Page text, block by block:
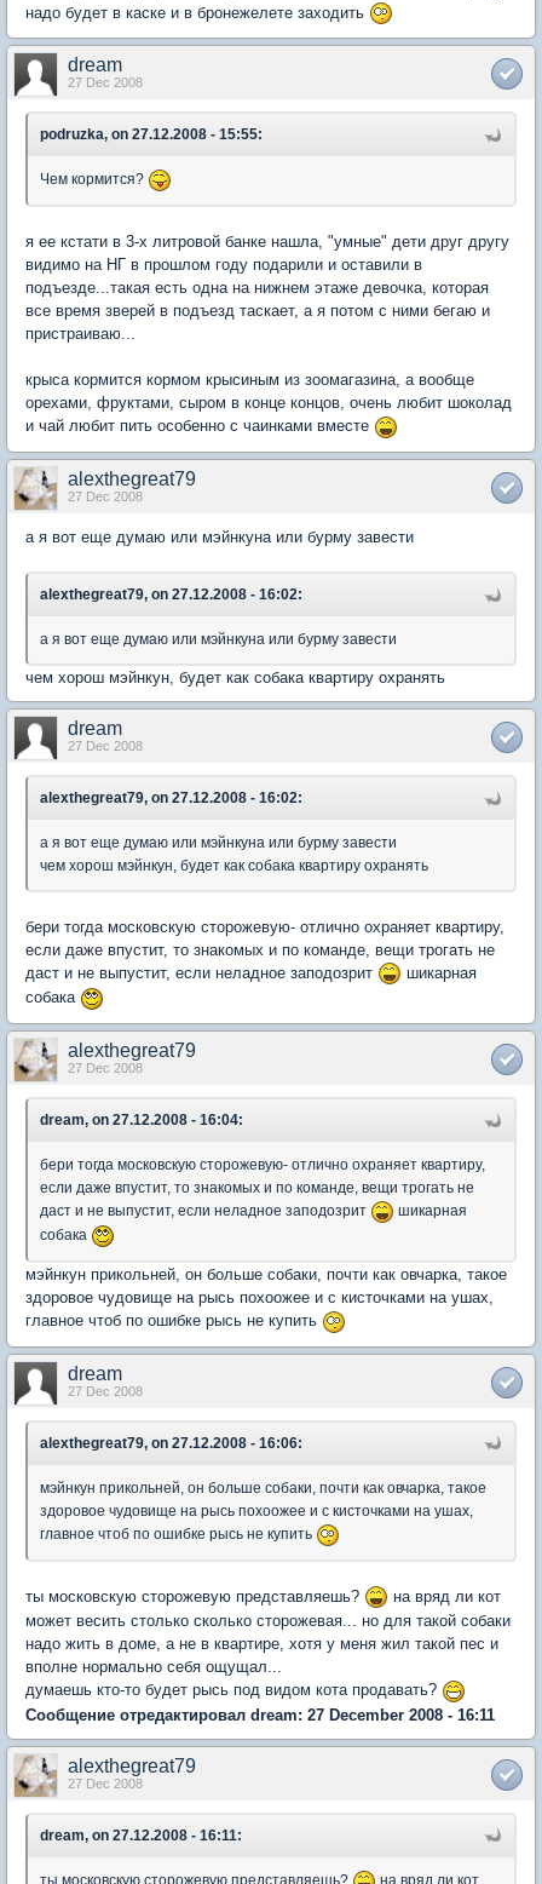
надо будет в каске и в бронежелете заходить
dream
27 Dec 2008
podruzka, on 27.12.2008 - 15:55:
Чем кормится?
я ее кстати в 3-х литровой банке нашла, "умные" дети друг другу
видимо на НГ в прошлом году подарили и оставили в
подъезде...такая есть одна на нижнем этаже девочка, которая
все время зверей в подъезд таскает, а я потом с ними бегаю и
пристраиваю...
крыса кормится кормом крысиным из зоомагазина, а вообще
орехами, фруктами, сыром в конце концов, очень любит шоколад
и чай любит пить особенно с чаинками вместе
alexthegreat79
27 Dec 2008
а я вот еще думаю или мэйнкуна или бурму завести
alexthegreat79, on 27.12.2008 - 16:02:
а я вот еще думаю или мэйнкуна или бурму завести
чем хорош мэйнкун, будет как собака квартиру охранять
dream
27 Dec 2008
alexthegreat79, on 27.12.2008 - 16:02:
а я вот еще думаю или мэйнкуна или бурму завести
чем хорош мэйнкун, будет как собака квартиру охранять
бери тогда московскую сторожевую- отлично охраняет квартиру,
если даже впустит, то знакомых и по команде, вещи трогать не
даст и не выпустит, если неладное заподозрит
шикарная
собака
alexthegreat79
27 Dec 2008
dream, on 27.12.2008 - 16:04:
бери тогда московскую сторожевую- отлично охраняет квартиру,
если даже впустит, то знакомых и по команде, вещи трогать не
даст и не выпустит, если неладное заподозрит
шикарная
собака
мэйнкун прикольней, он больше собаки, почти как овчарка, такое
здоровое чудовище на рысь похоожее и с кисточками на ушах,
главное чтоб по ошибке рысь не купить
dream
27 Dec 2008
alexthegreat79, on 27.12.2008 - 16:06:
мэйнкун прикольней, он больше собаки, почти как овчарка, такое
здоровое чудовище на рысь похоожее и с кисточками на ушах,
главное чтоб по ошибке рысь не купить
ты московскую сторожевую представляешь?
на вряд ли кот
может весить столько сколько сторожевая... но для такой собаки
надо жить в доме, а не в квартире, хотя у меня жил такой пес и
вполне нормально себя ощущал...
думаешь кто-то будет рысь под видом кота продавать?
Сообщение отредактировал dream: 27 December 2008 - 16:11
alexthegreat79
27 Dec 2008
dream, on 27.12.2008 - 16:11:
ты московскую сторожевую представляешь? на вряд ли кот